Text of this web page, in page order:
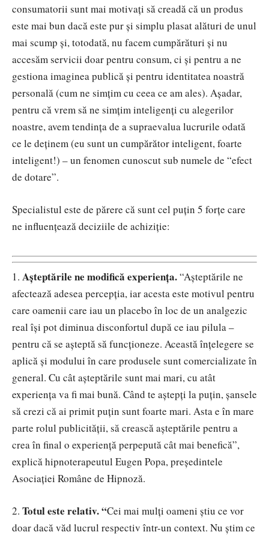
consumatorii sunt mai motivați să creadă că un produs
este mai bun dacă este pur și simplu plasat alături de unul
mai scump și, totodată, nu facem cumpărături și nu
accesăm servicii doar pentru consum, ci și pentru a ne
gestiona imaginea publică și pentru identitatea noastră
personală (cum ne simțim cu ceea ce am ales). Așadar,
pentru că vrem să ne simțim inteligenți cu alegerilor
noastre, avem tendința de a supraevalua lucrurile odată
ce le deținem (eu sunt un cumpărător inteligent, foarte
inteligent!) – un fenomen cunoscut sub numele de “efect
de dotare”.
Specialistul este de părere că sunt cel puțin 5 forțe care
ne influențează deciziile de achiziție:
1. Așteptările ne modifică experiența.“Așteptările ne
afectează adesea percepția, iar acesta este motivul pentru
care oamenii care iau un placebo în loc de un analgezic
real își pot diminua disconfortul după ce iau pilula –
pentru că se așteptă să funcționeze. Această înțelegere se
aplică și modului în care produsele sunt comercializate în
general. Cu cât așteptările sunt mai mari, cu atât
experiența va fi mai bună. Când te aștepți la puțin, șansele
să crezi că ai primit puțin sunt foarte mari. Asta e în mare
parte rolul publicității, să crească așteptările pentru a
crea în final o experiență perpepută cât mai benefică”,
explică hipnoterapeutul Eugen Popa, președintele
Asociației Române de Hipnoză.
2. Totul este relativ.“Cei mai mulți oameni știu ce vor
doar dacă văd lucrul respectiv într-un context. Nu știm ce